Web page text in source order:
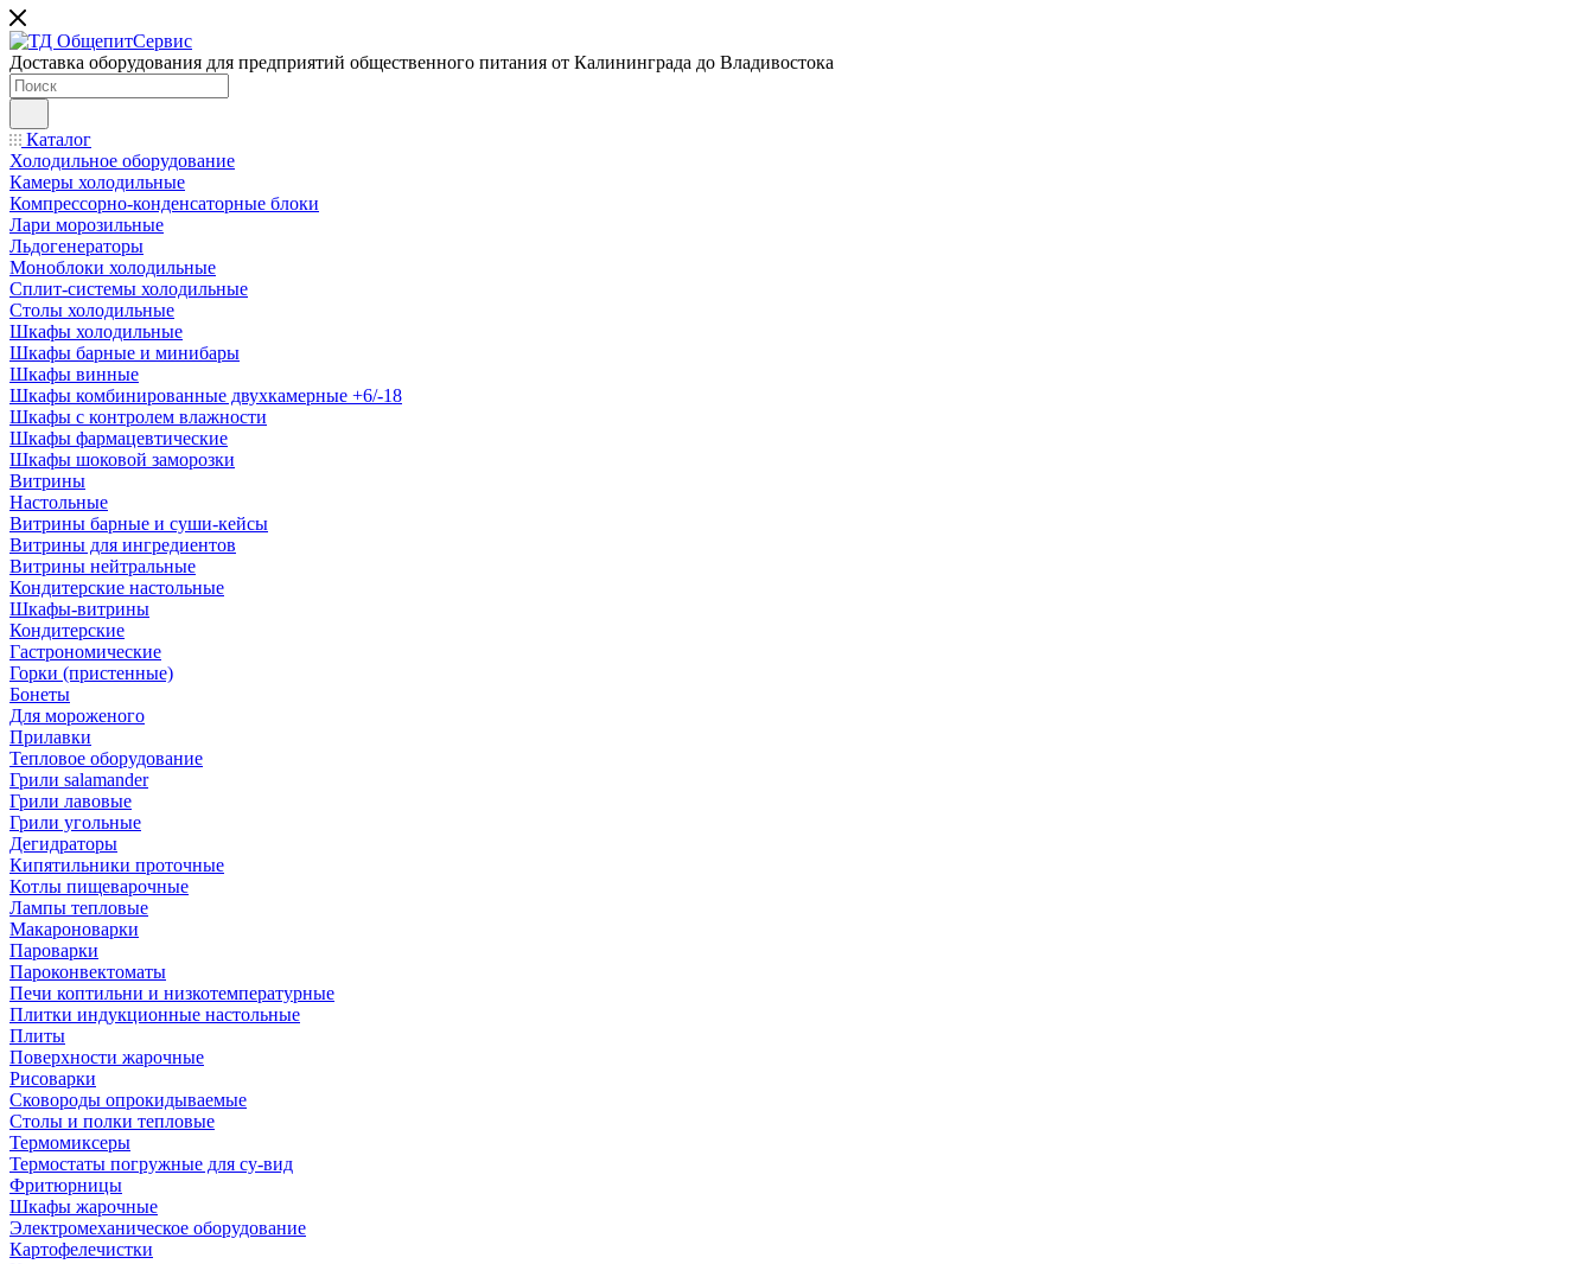
Доставка оборудования для предприятий общественного питания от Калининграда до Владивостока
Каталог
Холодильное оборудование
Камеры холодильные
Компрессорно-конденсаторные блоки
Лари морозильные
Льдогенераторы
Моноблоки холодильные
Сплит-системы холодильные
Столы холодильные
Шкафы холодильные
Шкафы барные и минибары
Шкафы винные
Шкафы комбинированные двухкамерные +6/-18
Шкафы с контролем влажности
Шкафы фармацевтические
Шкафы шоковой заморозки
Витрины
Настольные
Витрины барные и суши-кейсы
Витрины для ингредиентов
Витрины нейтральные
Кондитерские настольные
Шкафы-витрины
Кондитерские
Гастрономические
Горки (пристенные)
Бонеты
Для мороженого
Прилавки
Тепловое оборудование
Грили salamander
Грили лавовые
Грили угольные
Дегидраторы
Кипятильники проточные
Котлы пищеварочные
Лампы тепловые
Макароноварки
Пароварки
Пароконвектоматы
Печи коптильни и низкотемпературные
Плитки индукционные настольные
Плиты
Поверхности жарочные
Рисоварки
Сковороды опрокидываемые
Столы и полки тепловые
Термомиксеры
Термостаты погружные для су-вид
Фритюрницы
Шкафы жарочные
Электромеханическое оборудование
Картофелечистки